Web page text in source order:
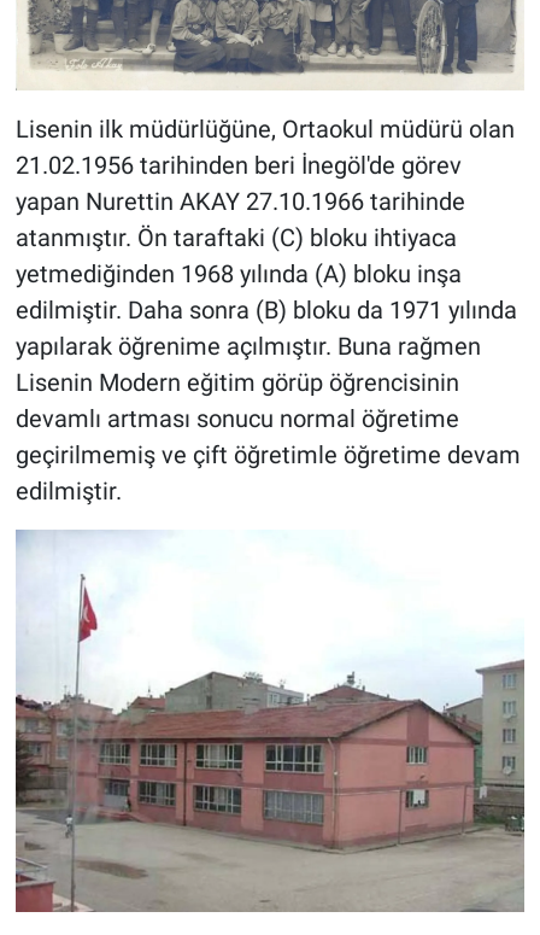
Lisenin ilk müdürlüğüne, Ortaokul müdürü olan
21.02.1956 tarihinden beri İnegöl'de görev
yapan Nurettin AKAY 27.10.1966 tarihinde
atanmıştır. Ön taraftaki (C) bloku ihtiyaca
yetmediğinden 1968 yılında (A) bloku inşa
edilmiştir. Daha sonra (B) bloku da 1971 yılında
yapılarak öğrenime açılmıştır. Buna rağmen
Lisenin Modern eğitim görüp öğrencisinin
devamlı artması sonucu normal öğretime
geçirilmemiş ve çift öğretimle öğretime devam
edilmiştir.